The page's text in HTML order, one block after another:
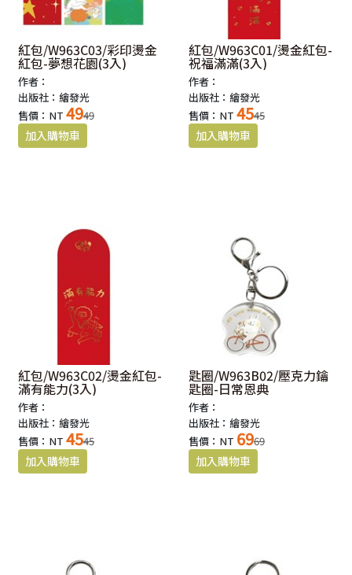
紅包/W963C03/彩印燙金
紅包-夢想花園(3入)
作者：
出版社：繪發光
售價：NT 4949
紅包/W963C01/燙金紅包-
祝福滿滿(3入)
作者：
出版社：繪發光
售價：NT 4545
紅包/W963C02/燙金紅包-
滿有能力(3入)
作者：
出版社：繪發光
售價：NT 4545
匙圈/W963B02/壓克力鑰
匙圈-日常恩典
作者：
出版社：繪發光
售價：NT 6969